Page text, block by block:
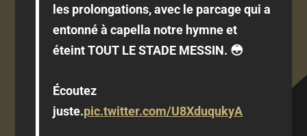
les prolongations, avec le parcage qui a
entonné à capella notre hymne et
éteint TOUT LE STADE MESSIN. 😳
Écoutez
juste.pic.twitter.com/U8XduqukyA